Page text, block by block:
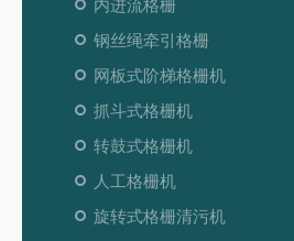
内进流格栅
钢丝绳牵引格栅
网板式阶梯格栅机
抓斗式格栅机
转鼓式格栅机
人工格栅机
旋转式格栅清污机